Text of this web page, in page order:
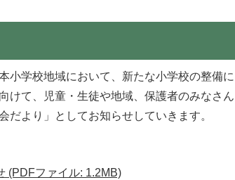
小学校地域において、新たな小学校の整備に
けて、児童・生徒や地域、保護者のみなさん
だより」としてお知らせしていきます。
(PDFファイル: 1.2MB)